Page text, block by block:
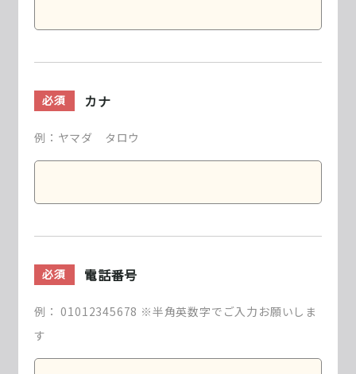
必須 カナ
例：ヤマダ タロウ
必須 電話番号
例： 01012345678 ※半角英数字でご入力お願いしま
す